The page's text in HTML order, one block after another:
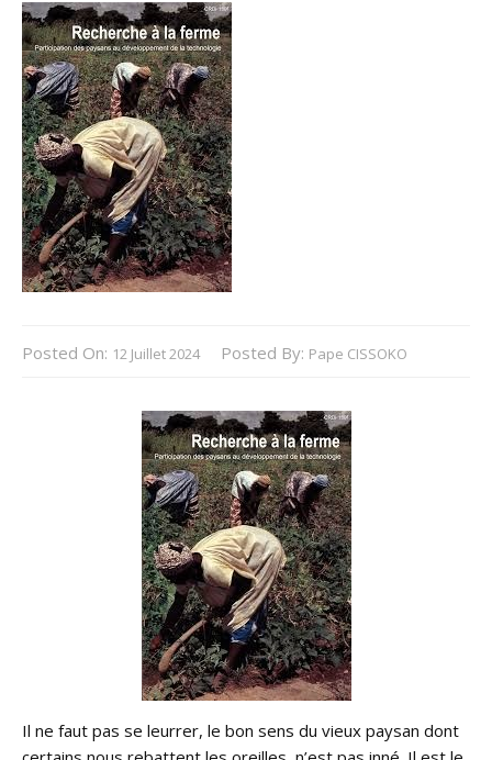
Posted On: 12 Juillet 2024 Posted By: Pape CISSOKO
Il ne faut pas se leurrer, le bon sens du vieux paysan dont